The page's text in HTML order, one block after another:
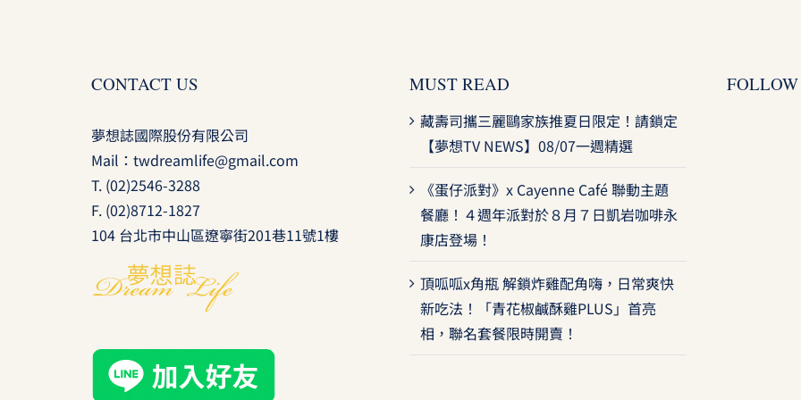
CONTACT US
夢想誌國際股份有限公司
Mail： twdreamlife@gmail.com
T. (02)2546-3288
F. (02)8712-1827
104 台北市中山區遼寧街201巷11號1樓
MUST READ
藏壽司攜三麗鷗家族推夏日限定！請鎖定
【夢想TV NEWS】08/07一週精選
《蛋仔派對》x Cayenne Café 聯動主題
餐廳！４週年派對於８月７日凱岩咖啡永
康店登場！
頂呱呱x角瓶 解鎖炸雞配角嗨，日常爽快
新吃法！「青花椒鹹酥雞PLUS」首亮
相，聯名套餐限時開賣！